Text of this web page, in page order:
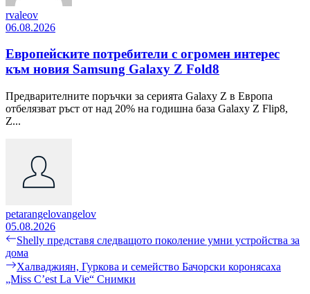
rvaleov
06.08.2026
Европейските потребители с огромен интерес
към новия Samsung Galaxy Z Fold8
Предварителните поръчки за серията Galaxy Z в Европа
отбелязват ръст от над 20% на годишна база Galaxy Z Flip8,
Z...
petarangelovangelov
05.08.2026
Навигация
Previous
post:
Shelly представя следващото поколение умни устройства за
дома
Next
post:
Халваджиян, Гуркова и семейство Бачорски коронясаха
„Miss C’est La Vie“ Снимки